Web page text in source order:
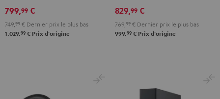
RX-
V4A
"Ensemble
RX-
"Ensemble
799,99 €
749, 99 € Dernier prix le plus bas
1.029,99 € Prix d'origine
NoirBlanc
829,99 €
769, 99 € Dernier prix le plus bas
999,99 € Prix d'origine